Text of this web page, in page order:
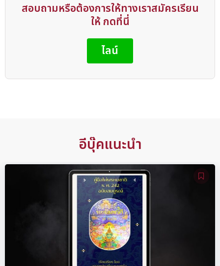
สอบถามหรือต้องการให้ทางเราสมัครเรียน
ให้ กดที่นี่
ไลน์
อีบุ๊คแนะนำ